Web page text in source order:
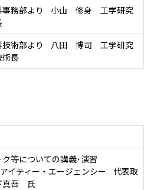
事務部より 小山 修身 工学研究
技術部より 八田 博司 工学研究
長
等についての講義･演習
イティー・エージェンシー 代表取
真吾 氏